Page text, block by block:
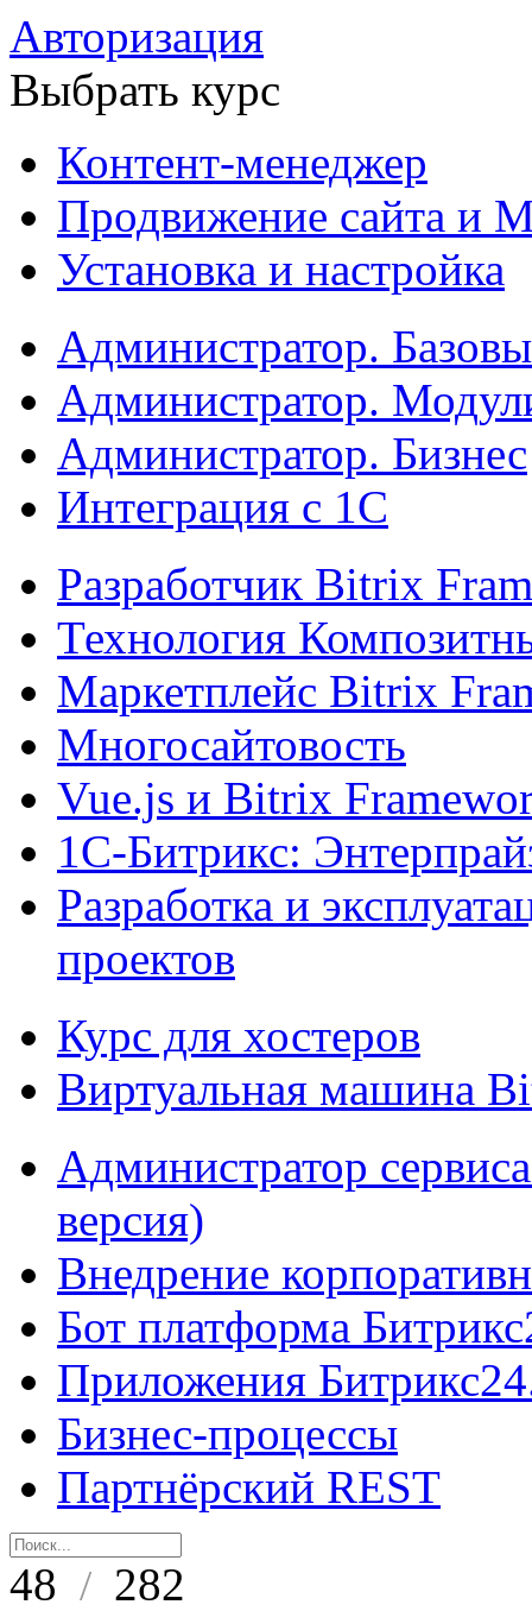
Авторизация
Выбрать курс
Контент-менеджер
Продвижение сайта и
Установка и настройка
Администратор.
Администратор.
Администратор. Бизнес
Интеграция с 1С
Разработчик Bitrix
Технология
Маркетплейс Bitrix
Многосайтовость
Vue.js и Bitrix
1С-Битрикс:
Разработка и
проектов
Курс для хостеров
Виртуальная машина
Администратор
версия)
Внедрение
Бот платформа
Приложения
Бизнес-процессы
Партнёрский REST
48 / 282